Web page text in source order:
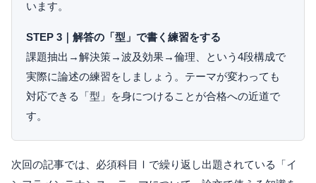
います。
STEP 3｜解答の「型」で書く練習をする
課題抽出→解決策→波及効果→倫理、という4段構成で
実際に論述の練習をしましょう。テーマが変わっても
対応できる「型」を身につけることが合格への近道で
す。
次回の記事では、必須科目Ⅰで繰り返し出題されている「イ